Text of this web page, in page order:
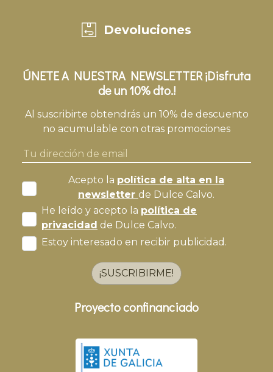
Devoluciones
ÚNETE A NUESTRA NEWSLETTER ¡Disfruta
de un 10% dto.!
Al suscribirte obtendrás un 10% de descuento
no acumulable con otras promociones
Acepto la política de alta en la
newsletter de Dulce Calvo.
He leído y acepto la política de
privacidad de Dulce Calvo.
Estoy interesado en recibir publicidad.
¡SUSCRIBIRME!
Proyecto confinanciado